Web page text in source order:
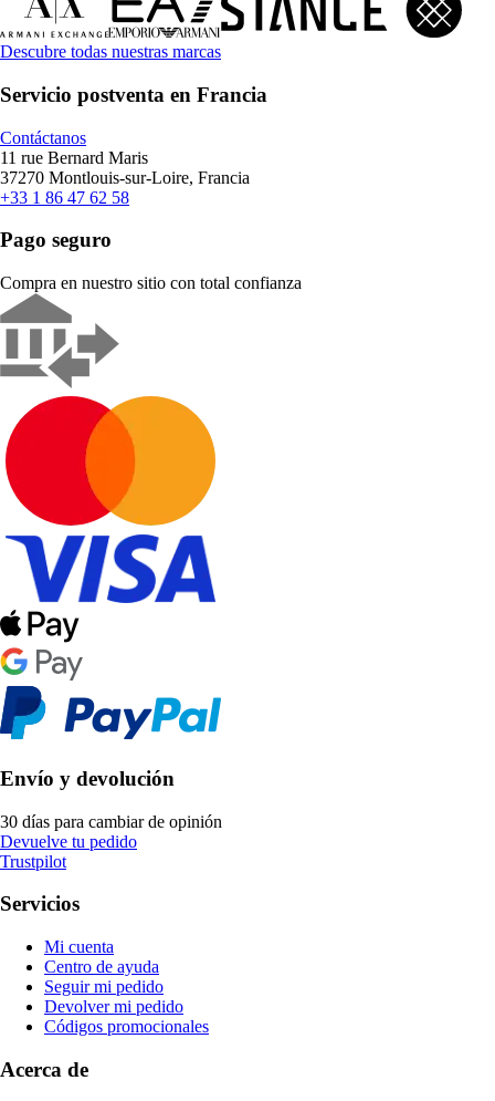
Descubre todas nuestras marcas
Servicio postventa en Francia
Contáctanos
11 rue Bernard Maris
37270 Montlouis-sur-Loire, Francia
+33 1 86 47 62 58
Pago seguro
Compra en nuestro sitio con total confianza
Envío y devolución
30 días para cambiar de opinión
Devuelve tu pedido
Trustpilot
Servicios
Mi cuenta
Centro de ayuda
Seguir mi pedido
Devolver mi pedido
Códigos promocionales
Acerca de